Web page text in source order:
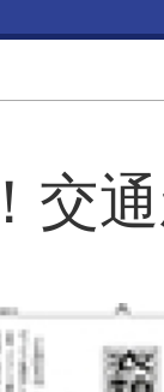
交